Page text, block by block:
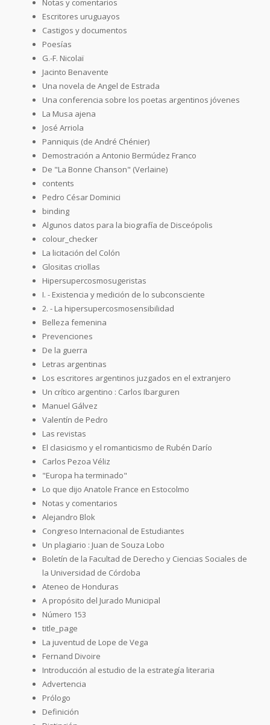
Escritores uruguayos
Castigos y documentos
Poesías
G.-F. Nicolaï
Jacinto Benavente
Una novela de Angel de Estrada
Una conferencia sobre los poetas argentinos jóvenes
La Musa ajena
José Arriola
Panniquis (de André Chénier)
Demostración a Antonio Bermúdez Franco
De "La Bonne Chanson" (Verlaine)
contents
Pedro César Dominici
binding
Algunos datos para la biografía de Disceópolis
colour_checker
La licitación del Colón
Glositas criollas
Hipersupercosmosugeristas
I. - Existencia y medición de lo subconsciente
2. - La hipersupercosmosensibilidad
Belleza femenina
Prevenciones
De la guerra
Letras argentinas
Los escritores argentinos juzgados en el extranjero
Un crítico argentino : Carlos Ibarguren
Manuel Gálvez
Valentín de Pedro
Las revistas
El clasicismo y el romanticismo de Rubén Darío
Carlos Pezoa Véliz
"Europa ha terminado"
Lo que dijo Anatole France en Estocolmo
Notas y comentarios
Alejandro Blok
Congreso Internacional de Estudiantes
Un plagiario : Juan de Souza Lobo
Boletín de la Facultad de Derecho y Ciencias Sociales de
la Universidad de Córdoba
Ateneo de Honduras
A propósito del Jurado Municipal
Número 153
title_page
La juventud de Lope de Vega
Fernand Divoire
Introducción al estudio de la estrategía literaria
Advertencia
Prólogo
Definición